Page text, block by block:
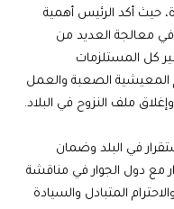
حيث أكد الرئيس أهمية
معالجة العديد من
كل المستلزمات
المعيشية الصعبة والعمل
ملف النزوح في البلاد.
في البلد وضمان
مع دول الجوار في مناقشة
المتبادل والسيادة